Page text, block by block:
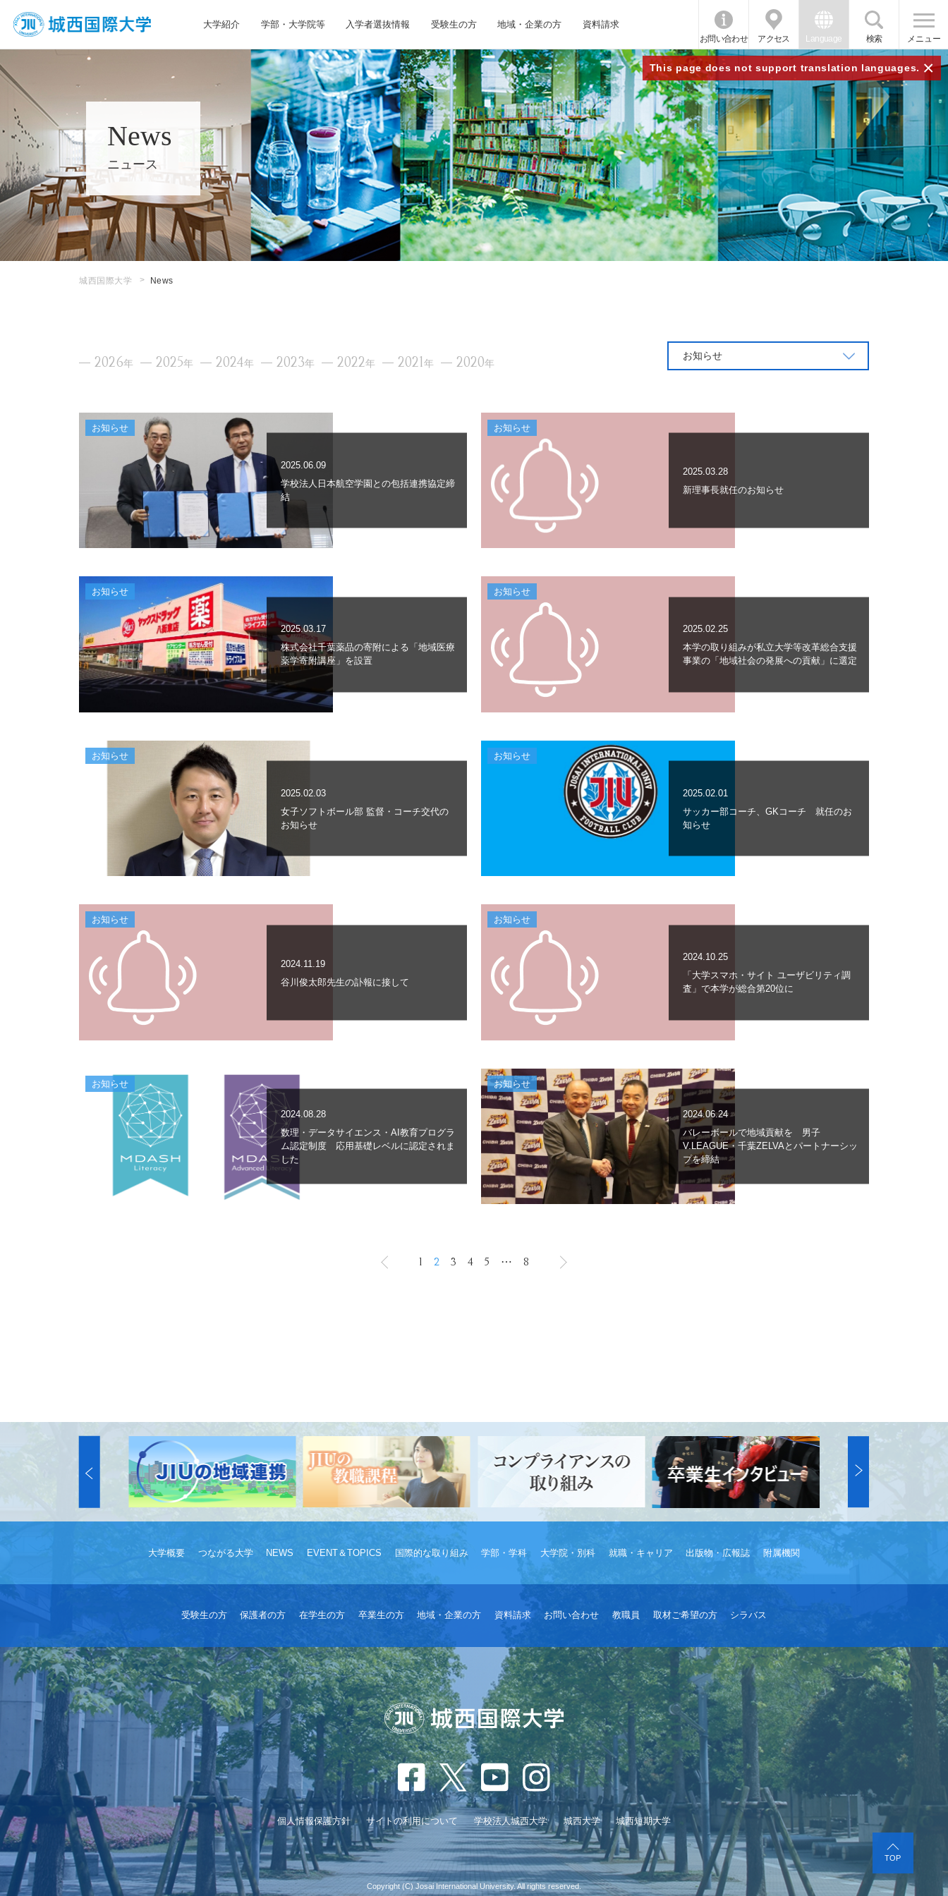
大学紹介 学部・大学院等 入学者選抜情報 受験生の方 地域・企業の方 資料請求
お問い合わせ アクセス Language 検索 メニュー
This page does not support translation languages. ×
News
ニュース
城西国際大学 News
2026年 2025年 2024年 2023年 2022年 2021年 2020年
お知らせ
お知らせ
2025.06.09
学校法人日本航空学園との包括連携協定締
結
お知らせ
2025.03.28
新理事長就任のお知らせ
お知らせ
2025.03.17
株式会社千葉薬品の寄附による「地域医療
薬学寄附講座」を設置
お知らせ
2025.02.25
本学の取り組みが私立大学等改革総合支援
事業の「地域社会の発展への貢献」に選定
お知らせ
2025.02.03
女子ソフトボール部 監督・コーチ交代の
お知らせ
お知らせ
2025.02.01
サッカー部コーチ、GKコーチ 就任のお
知らせ
お知らせ
2024.11.19
谷川俊太郎先生の訃報に接して
お知らせ
2024.10.25
「大学スマホ・サイト ユーザビリティ調
査」で本学が総合第20位に
お知らせ
2024.08.28
数理・データサイエンス・AI教育プログラ
ム認定制度 応用基礎レベルに認定されま
した
お知らせ
2024.06.24
バレーボールで地域貢献を 男子
V.LEAGUE・千葉ZELVAとパートナーシッ
プを締結
1 2 3 4 5 ⋯ 8
TOP
大学概要 つながる大学 NEWS EVENT＆TOPICS 国際的な取り組み 学部・学科 大学院・別科 就職・キャリア 出版物・広報誌 附属機関
受験生の方 保護者の方 在学生の方 卒業生の方 地域・企業の方 資料請求 お問い合わせ 教職員 取材ご希望の方 シラバス
個人情報保護方針 サイトの利用について 学校法人城西大学 城西大学 城西短期大学
Copyright (C) Josai International University. All rights reserved.